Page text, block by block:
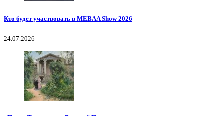
Кто будет участвовать в MEBAA Show 2026
24.07.2026